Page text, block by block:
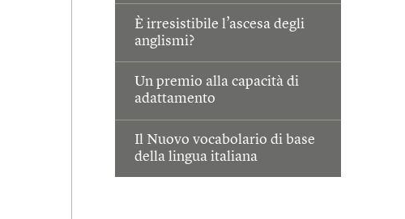
È irresistibile l’ascesa degli
anglismi?
Un premio alla capacità di
adattamento
Il Nuovo vocabolario di base
della lingua italiana